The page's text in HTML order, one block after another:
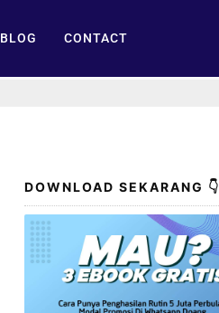
BLOG CONTACT
DOWNLOAD SEKARANG 👇